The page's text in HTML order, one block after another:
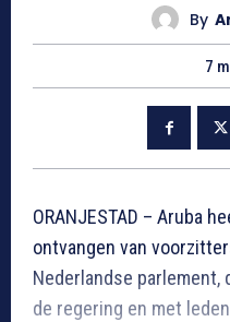
By
7
ORANJESTAD – Aruba
ontvangen van
Nederlandse parlement,
de regering en met